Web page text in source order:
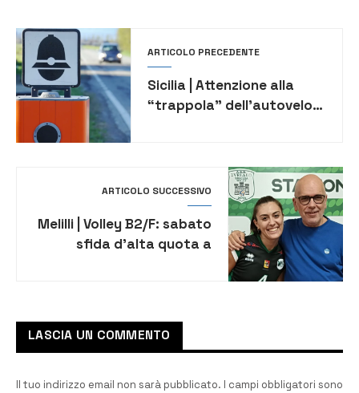
ARTICOLO PRECEDENTE
Sicilia | Attenzione alla
“trappola” dell’autovelox:
ARTICOLO SUCCESSIVO
Melilli | Volley B2/F: sabato
sfida d’alta quota a
LASCIA UN COMMENTO
Il tuo indirizzo email non sarà pubblicato. I campi obbligatori sono